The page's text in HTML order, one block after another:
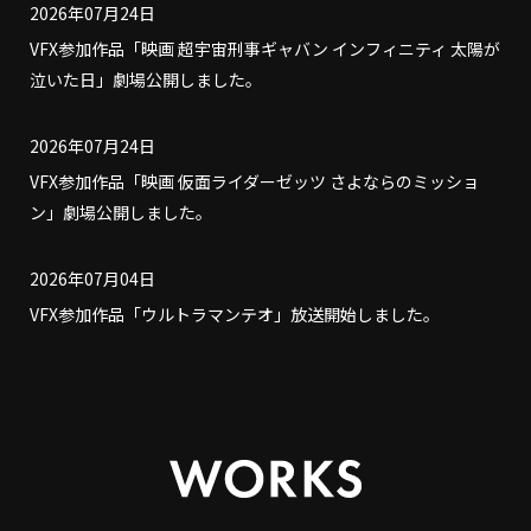
2026年07月24日
VFX参加作品「映画 超宇宙刑事ギャバン インフィニティ 太陽が
泣いた日」劇場公開しました。
2026年07月24日
VFX参加作品「映画 仮面ライダーゼッツ さよならのミッショ
ン」劇場公開しました。
2026年07月04日
VFX参加作品「ウルトラマンテオ」放送開始しました。